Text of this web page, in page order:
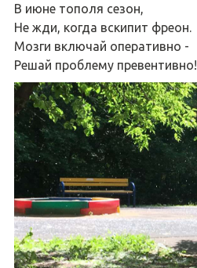
В июне тополя сезон,
Не жди, когда вскипит фреон.
Мозги включай оперативно -
Решай проблему превентивно!